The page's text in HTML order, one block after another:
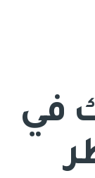
في